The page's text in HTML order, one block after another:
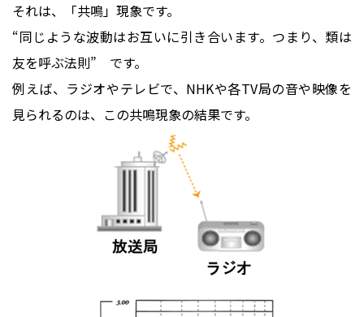
それは、「共鳴」現象です。
“同じような波動はお互いに引き合います。つまり、類は
友を呼ぶ法則” です。
例えば、ラジオやテレビで、NHKや各TV局の音や映像を
見られるのは、この共鳴現象の結果です。